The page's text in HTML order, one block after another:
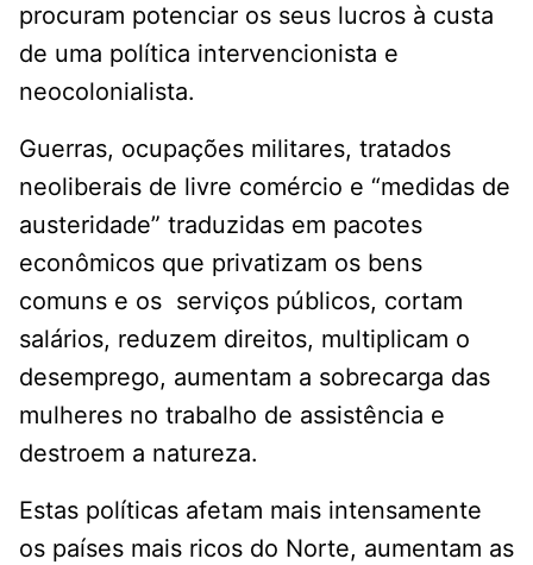
procuram potenciar os seus lucros à custa
de uma política intervencionista e
neocolonialista.
Guerras, ocupações militares, tratados
neoliberais de livre comércio e “medidas de
austeridade” traduzidas em pacotes
econômicos que privatizam os bens
comuns e os serviços públicos, cortam
salários, reduzem direitos, multiplicam o
desemprego, aumentam a sobrecarga das
mulheres no trabalho de assistência e
destroem a natureza.
Estas políticas afetam mais intensamente
os países mais ricos do Norte, aumentam as